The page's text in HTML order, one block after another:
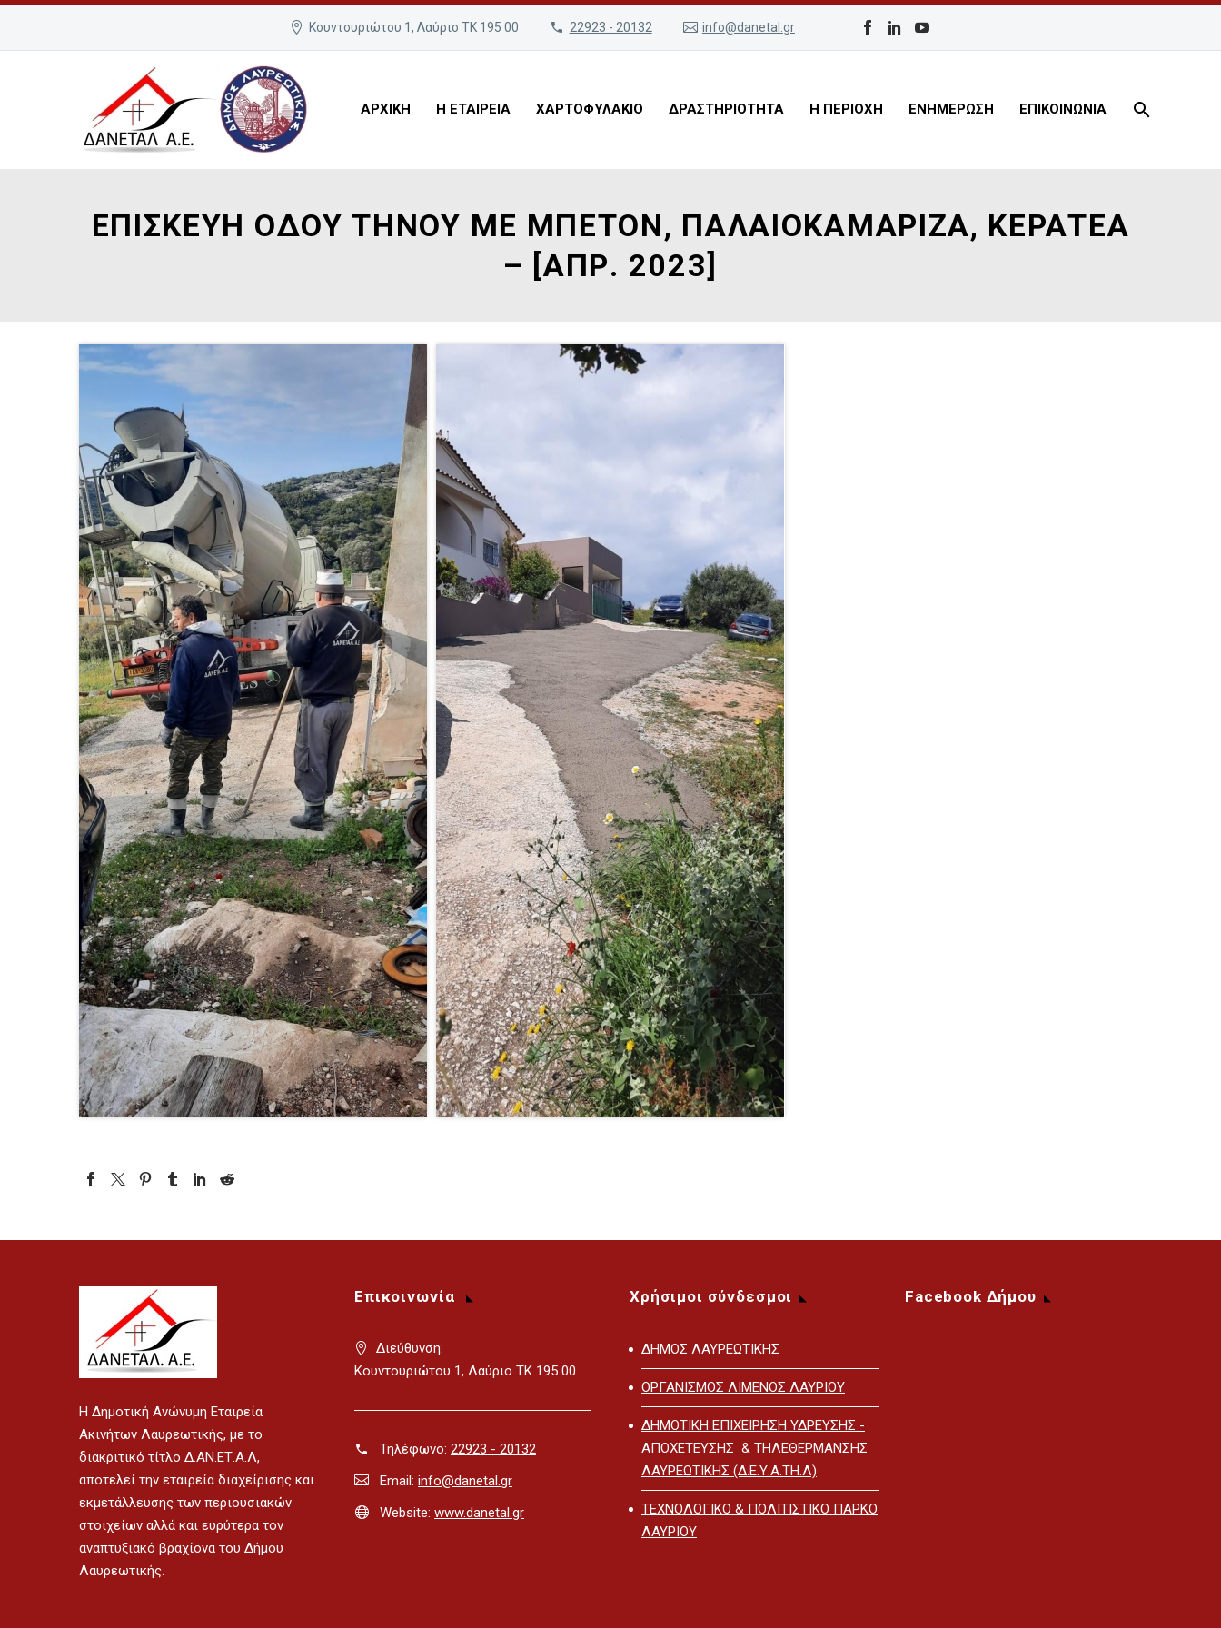
Κουντουριώτου 1, Λαύριο ΤΚ 195 00 22923 - 20132 info@danetal.gr
ΑΡΧΙΚΗ Η ΕΤΑΙΡΕΙΑ ΧΑΡΤΟΦΥΛΑΚΙΟ ΔΡΑΣΤΗΡΙΟΤΗΤΑ Η ΠΕΡΙΟΧΗ ΕΝΗΜΕΡΩΣΗ ΕΠΙΚΟΙΝΩΝΙΑ
ΕΠΙΣΚΕΥΗ ΟΔΟΥ ΤΗΝΟΥ ΜΕ ΜΠΕΤΟΝ, ΠΑΛΑΙΟΚΑΜΑΡΙΖΑ, ΚΕΡΑΤΕΑ
– [ΑΠΡ. 2023]
H Δημοτική Ανώνυμη Εταιρεία
Ακινήτων Λαυρεωτικής, με το
διακριτικό τίτλο Δ.ΑΝ.ΕΤ.Α.Λ,
αποτελεί την εταιρεία διαχείρισης και
εκμετάλλευσης των περιουσιακών
στοιχείων αλλά και ευρύτερα τον
αναπτυξιακό βραχίονα του Δήμου
Λαυρεωτικής.
Επικοινωνία
Διεύθυνση:
Κουντουριώτου 1, Λαύριο ΤΚ 195 00
Τηλέφωνο: 22923 - 20132
Email: info@danetal.gr
Website: www.danetal.gr
Χρήσιμοι σύνδεσμοι
ΔΗΜΟΣ ΛΑΥΡΕΩΤΙΚΗΣ
ΟΡΓΑΝΙΣΜΟΣ ΛΙΜΕΝΟΣ ΛΑΥΡΙΟΥ
ΔΗΜΟΤΙΚΗ ΕΠΙΧΕΙΡΗΣΗ ΥΔΡΕΥΣΗΣ -
ΑΠΟΧΕΤΕΥΣΗΣ & ΤΗΛΕΘΕΡΜΑΝΣΗΣ
ΛΑΥΡΕΩΤΙΚΗΣ (Δ.Ε.Υ.Α.ΤΗ.Λ)
ΤΕΧΝΟΛΟΓΙΚΟ & ΠΟΛΙΤΙΣΤΙΚΟ ΠΑΡΚΟ
ΛΑΥΡΙΟΥ
Facebook Δήμου